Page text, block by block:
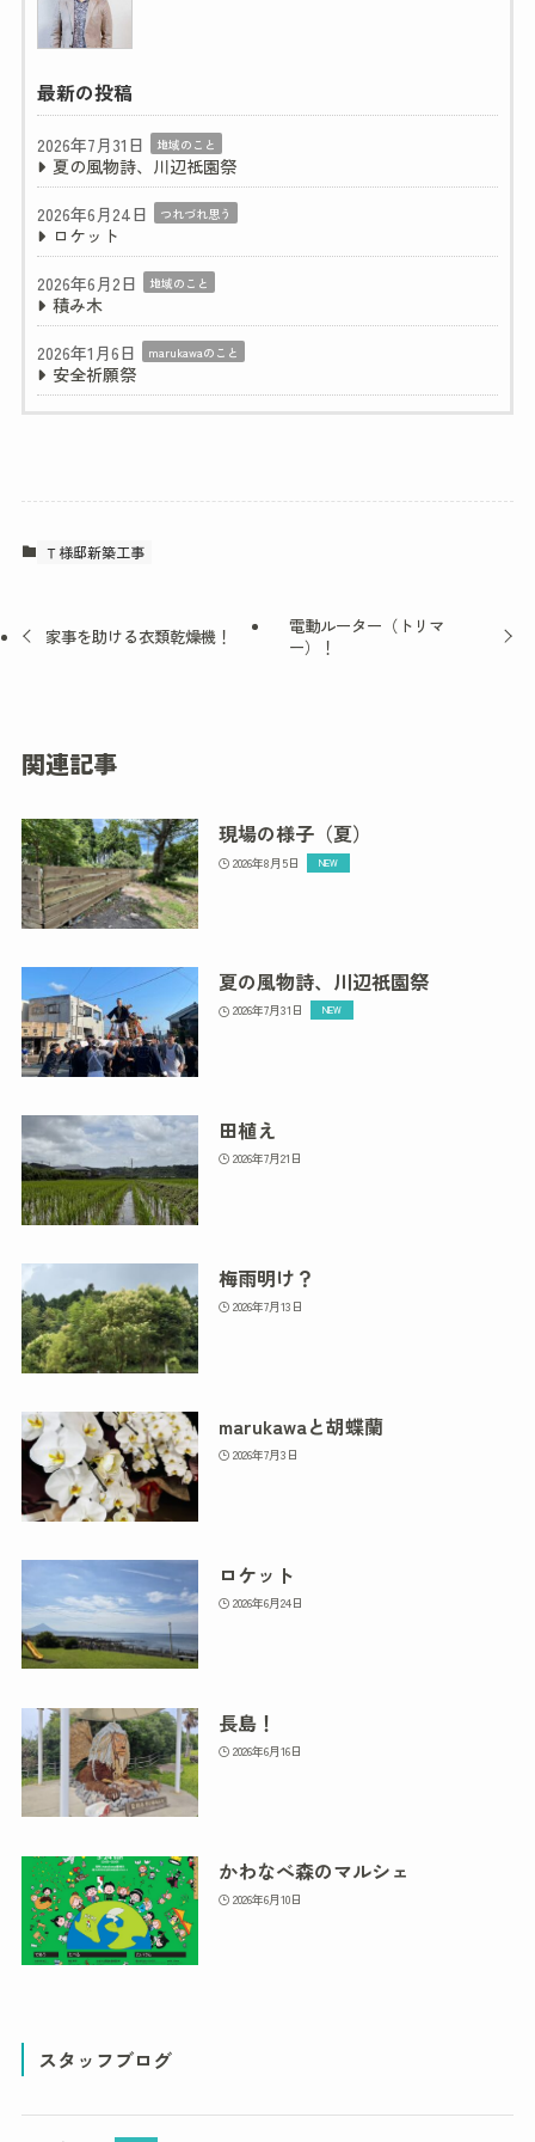
最新の投稿
2026年7月31日 地域のこと
夏の風物詩、川辺祇園祭
2026年6月24日
つれづれ思う
ロケット
2026年6月2日
地域のこと
積み木
2026年1月6日
marukawaのこと
安全祈願祭
Ｔ様邸新築工事
家事を助ける衣類乾燥機！
電動ルーター（トリマ
ー）！
関連記事
現場の様子（夏）
2026年8月5日
夏の風物詩、川辺祇園祭
2026年7月31日
田植え
2026年7月21日
梅雨明け？
2026年7月13日
marukawaと胡蝶蘭
2026年7月3日
ロケット
2026年6月24日
長島！
2026年6月16日
かわなべ森のマルシェ
2026年6月10日
スタッフブログ